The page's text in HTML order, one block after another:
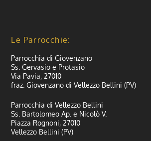
Le Parrocchie:
Parrocchia di Giovenzano
Ss. Gervasio e Protasio
Via Pavia, 27010
fraz. Giovenzano di Vellezzo Bellini (PV)
Parrocchia di Vellezzo Bellini
Ss. Bartolomeo Ap. e Nicolò V.
Piazza Rognoni, 27010
Vellezzo Bellini (PV)